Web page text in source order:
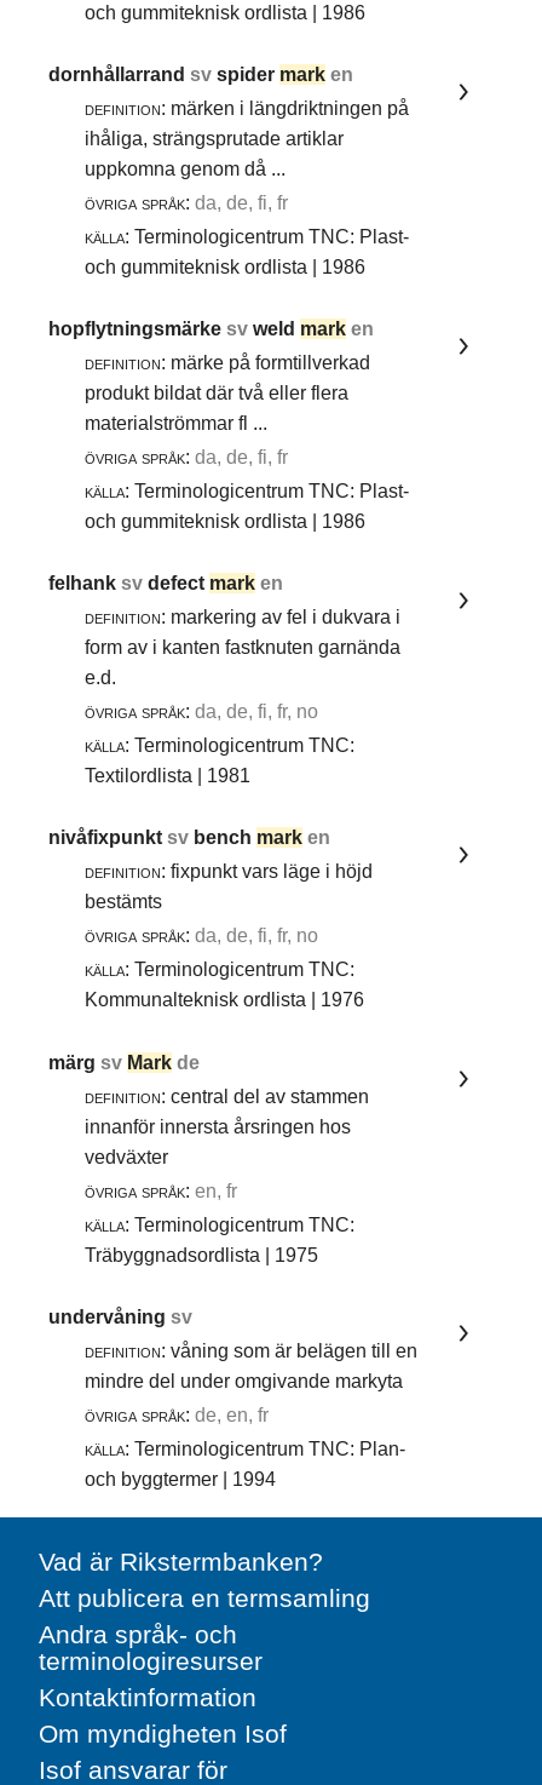
och gummiteknisk ordlista | 1986
dornhållarrandsvspider mark en
definition: märken i längdriktningen på
ihåliga, strängsprutade artiklar
uppkomna genom då ...
övriga språk: da, de, fi, fr
källa: Terminologicentrum TNC: Plast-
och gummiteknisk ordlista | 1986
hopflytningsmärkesvweld mark en
definition: märke på formtillverkad
produkt bildat där två eller flera
materialströmmar fl ...
övriga språk: da, de, fi, fr
källa: Terminologicentrum TNC: Plast-
och gummiteknisk ordlista | 1986
felhanksvdefect mark en
definition: markering av fel i dukvara i
form av i kanten fastknuten garnända
e.d.
övriga språk: da, de, fi, fr, no
källa: Terminologicentrum TNC:
Textilordlista | 1981
nivåfixpunktsv bench mark en
definition: fixpunkt vars läge i höjd
bestämts
övriga språk: da, de, fi, fr, no
källa: Terminologicentrum TNC:
Kommunalteknisk ordlista | 1976
märgsv Mark de
definition: central del av stammen
innanför innersta årsringen hos
vedväxter
övriga språk: en, fr
källa: Terminologicentrum TNC:
Träbyggnadsordlista | 1975
undervåningsv
definition: våning som är belägen till en
mindre del under omgivande markyta
övriga språk: de, en, fr
källa: Terminologicentrum TNC: Plan-
och byggtermer | 1994
Vad är Rikstermbanken?
Att publicera en termsamling
Andra språk- och
terminologiresurser
Kontaktinformation
Om myndigheten Isof
Isof ansvarar för